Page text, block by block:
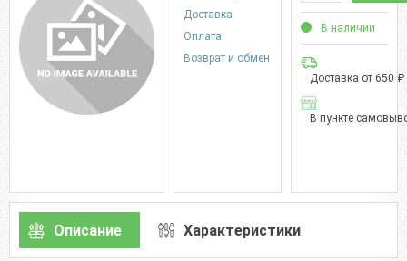
Доставка
Оплата
Возврат и обмен
В наличии
Доставка от 650 ₽
В пункте
Описание Характеристики